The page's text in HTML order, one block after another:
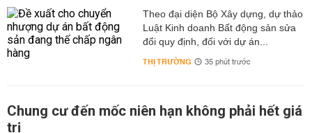
Theo đại diện Bộ Xây dựng, dự thảo
Luật Kinh doanh Bất động sản sửa
đổi quy định, đối với dự án...
THỊ TRƯỜNG 35 phút trước
Chung cư đến mốc niên hạn không phải hết giá
trị